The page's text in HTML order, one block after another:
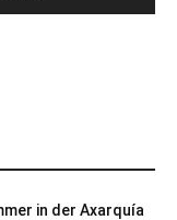
in der Axarquía